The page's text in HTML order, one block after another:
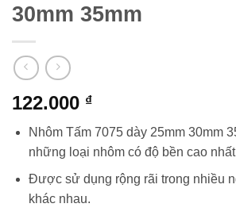
30mm 35mm
122.000 ₫
Nhôm Tấm 7075 dày 25mm 30mm
những loại nhôm có độ bền cao
Được sử dụng rộng rãi trong nhiều
khác nhau.